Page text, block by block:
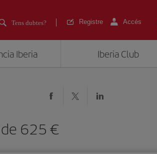
Tens dubtes? Registre Accés
Iberia Iberia Club
de 625